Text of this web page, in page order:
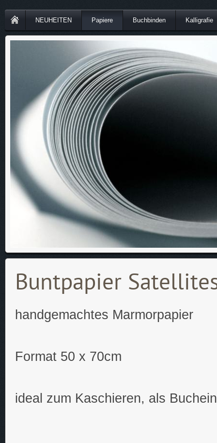
NEUHEITEN Papiere Buchbinden Kalligrafie
Buntpapier
handgemachtes Marmorpapier
Format 50 x 70cm
ideal zum Kaschieren, als